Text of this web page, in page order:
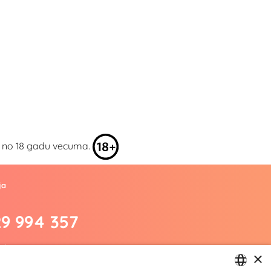
18 gadu vecuma.
994 357
×